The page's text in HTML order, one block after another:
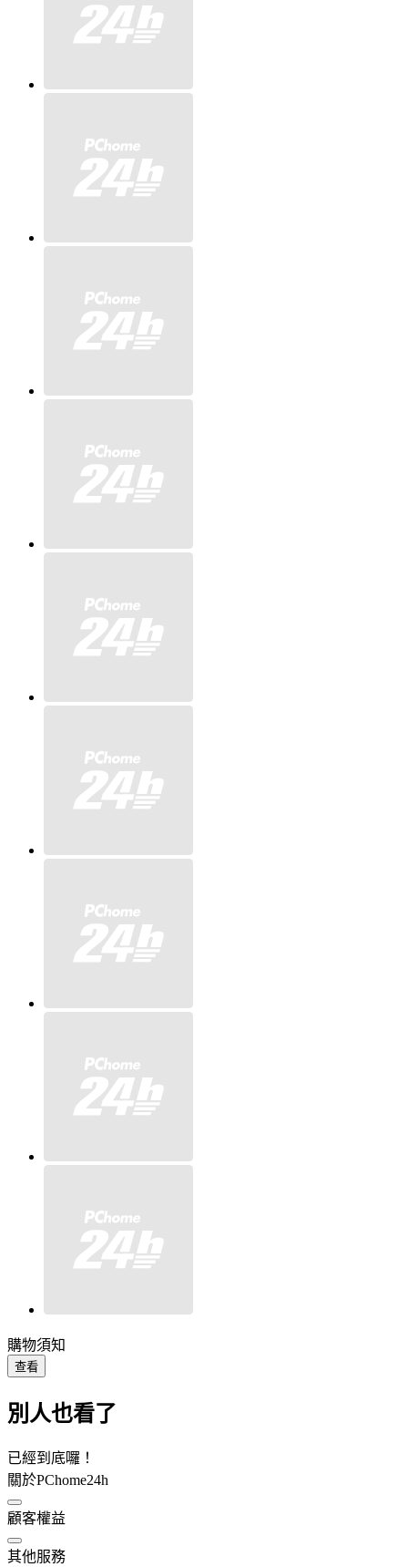
購物須知
查看
別人也看了
已經到底囉！
關於PChome24h
顧客權益
其他服務